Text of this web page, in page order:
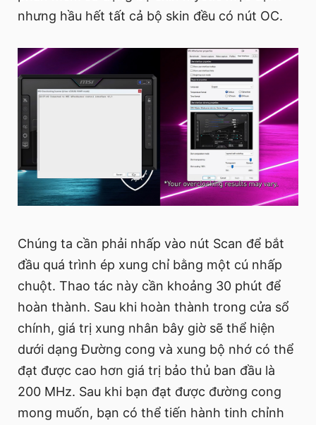
nhưng hầu hết tất cả bộ skin đều có nút OC.
Chúng ta cần phải nhấp vào nút Scan để bắt
đầu quá trình ép xung chỉ bằng một cú nhấp
chuột. Thao tác này cần khoảng 30 phút để
hoàn thành. Sau khi hoàn thành trong cửa sổ
chính, giá trị xung nhân bây giờ sẽ thể hiện
dưới dạng Đường cong và xung bộ nhớ có thể
đạt được cao hơn giá trị bảo thủ ban đầu là
200 MHz. Sau khi bạn đạt được đường cong
mong muốn, bạn có thể tiến hành tinh chỉnh